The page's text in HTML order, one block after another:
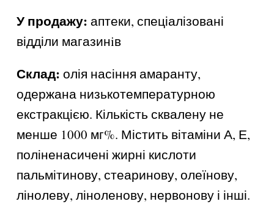
У продажу: аптеки, спеціалізовані
відділи магазинiв
Склад: олія насіння амаранту,
одержана низькотемпературною
екстракцією. Кількість сквалену не
менше 1000 мг%. Містить вітаміни А, Е,
поліненасичені жирні кислоти
пальмітинову, стеаринову, олеїнову,
лінолеву, ліноленову, нервонову і інші.